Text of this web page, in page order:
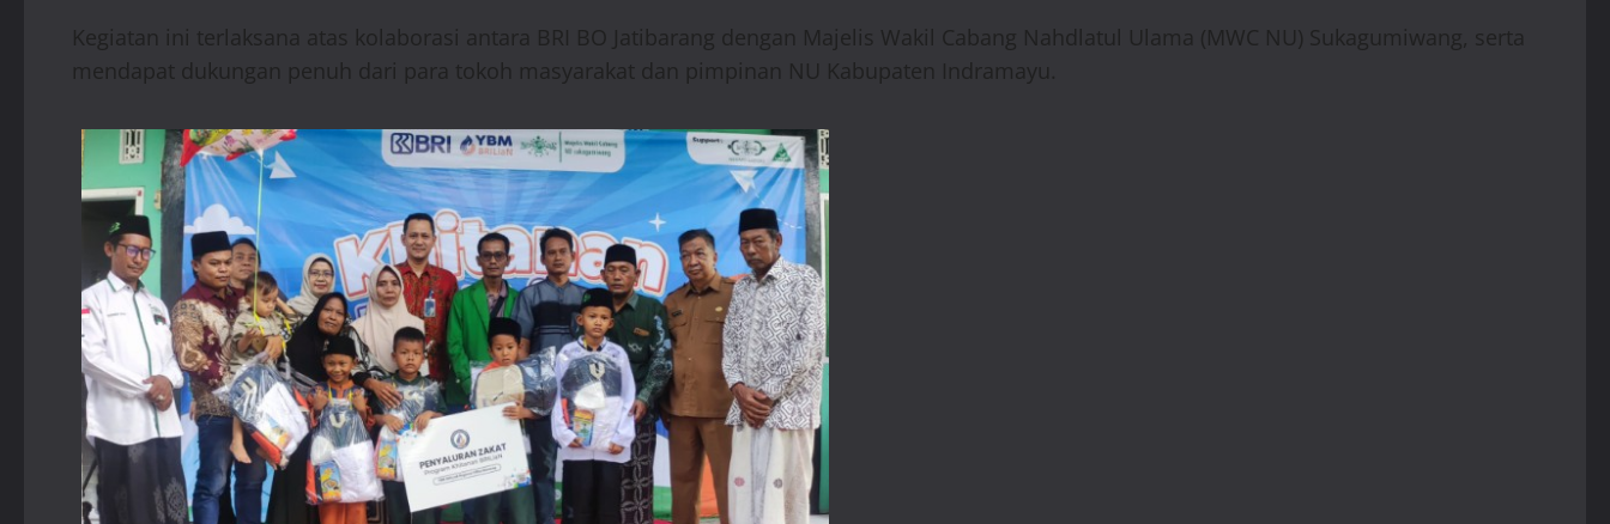
Kegiatan ini terlaksana atas kolaborasi antara BRI BO Jatibarang dengan Majelis Wakil Cabang Nahdlatul Ulama (MWC NU) Sukagumiwang, serta
mendapat dukungan penuh dari para tokoh masyarakat dan pimpinan NU Kabupaten Indramayu.